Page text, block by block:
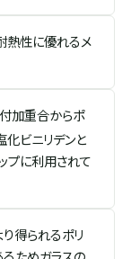
熱性に優れるメ
加重合からポ
化ビニリデンと
プに利用されて
得られるポリ